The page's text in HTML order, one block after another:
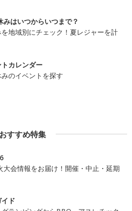
みはいつからいつまで？
地域別にチェック！夏レジャーを計
カレンダー
のイベントを探す
おすすめ特集
大会情報をお届け！開催・中止・延期
ド